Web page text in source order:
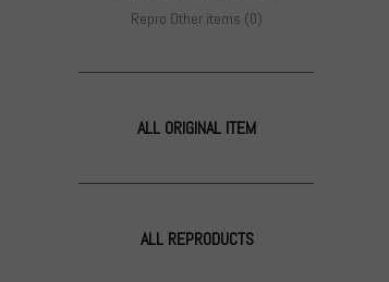
Repro Other items (0)
ALL ORIGINAL ITEM
ALL REPRODUCTS